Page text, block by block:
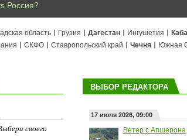
Россия?
область Грузия Дагестан Ингушетия
СКФО Ставропольский край Чечня Южная
своего
ВЫБОР РЕДАКТОРА
17 июля 2026, 09:00
Ветер с Апшерона